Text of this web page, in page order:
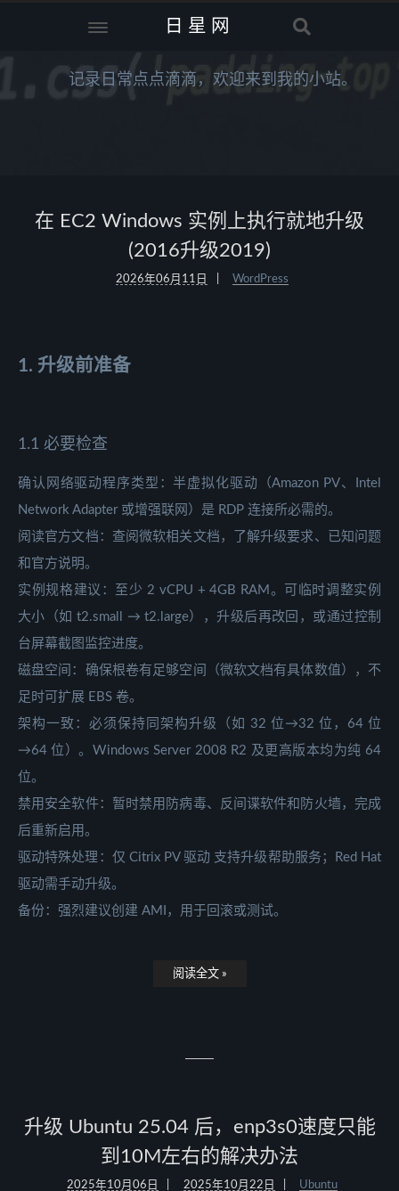
日星网
记录日常点点滴滴，欢迎来到我的小站。
在 EC2 Windows 实例上执行就地升级
(2016升级2019)
2026年06月11日 WordPress
1. 升级前准备
1.1 必要检查
确认网络驱动程序类型：半虚拟化驱动（Amazon PV、Intel
Network Adapter 或增强联网）是 RDP 连接所必需的。
阅读官方文档：查阅微软相关文档，了解升级要求、已知问题
和官方说明。
实例规格建议：至少 2 vCPU + 4GB RAM。可临时调整实例
大小（如 t2.small → t2.large），升级后再改回，或通过控制
台屏幕截图监控进度。
磁盘空间：确保根卷有足够空间（微软文档有具体数值），不
足时可扩展 EBS 卷。
架构一致：必须保持同架构升级（如 32 位→32 位，64 位
→64 位）。Windows Server 2008 R2 及更高版本均为纯 64
位。
禁用安全软件：暂时禁用防病毒、反间谍软件和防火墙，完成
后重新启用。
驱动特殊处理：仅 Citrix PV 驱动 支持升级帮助服务；Red Hat
驱动需手动升级。
备份：强烈建议创建 AMI，用于回滚或测试。
阅读全文 »
升级 Ubuntu 25.04 后，enp3s0速度只能
到10M左右的解决办法
2025年10月06日 2025年10月22日 Ubuntu